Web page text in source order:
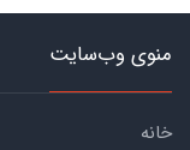
منوی وب‌سایت
خانه